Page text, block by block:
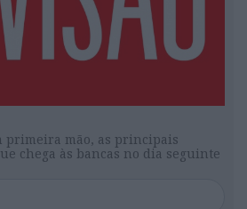
primeira mão, as principais
chega às bancas no dia seguinte